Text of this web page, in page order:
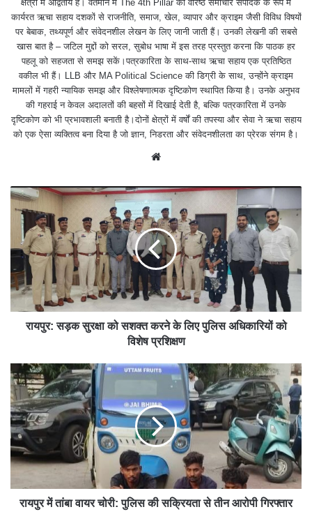
क्षेत्रों में अद्वितीय है। वर्तमान में The 4th Pillar की वरिष्ठ समाचार संपादक के रूप में
कार्यरत ऋचा सहाय दशकों से राजनीति, समाज, खेल, व्यापार और क्राइम जैसी विविध विषयों
पर बेबाक, तथ्यपूर्ण और संवेदनशील लेखन के लिए जानी जाती हैं। उनकी लेखनी की सबसे
खास बात है – जटिल मुद्दों को सरल, सुबोध भाषा में इस तरह प्रस्तुत करना कि पाठक हर
पहलू को सहजता से समझ सकें।पत्रकारिता के साथ-साथ ऋचा सहाय एक प्रतिष्ठित
वकील भी हैं। LLB और MA Political Science की डिग्री के साथ, उन्होंने क्राइम
मामलों में गहरी न्यायिक समझ और विश्लेषणात्मक दृष्टिकोण स्थापित किया है। उनके अनुभव
की गहराई न केवल अदालतों की बहसों में दिखाई देती है, बल्कि पत्रकारिता में उनके
दृष्टिकोण को भी प्रभावशाली बनाती है।दोनों क्षेत्रों में वर्षों की तपस्या और सेवा ने ऋचा सहाय
को एक ऐसा व्यक्तित्व बना दिया है जो ज्ञान, निडरता और संवेदनशीलता का प्रेरक संगम है।
e
रायपुर: सड़क सुरक्षा को सशक्त करने के लिए पुलिस अधिकारियों को
विशेष प्रशिक्षण
रायपुर में तांबा वायर चोरी: पुलिस की सक्रियता से तीन आरोपी गिरफ्तार